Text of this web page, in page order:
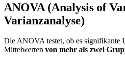
ANOVA (Analysis of
Varianzanalyse)
Die ANOVA testet, ob es signifikante
Mittelwerten von mehr als zwei